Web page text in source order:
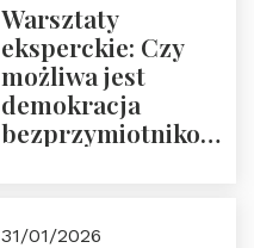
Warsztaty
eksperckie: Czy
możliwa jest
demokracja
bezprzymiotnikowa?
31/01/2026